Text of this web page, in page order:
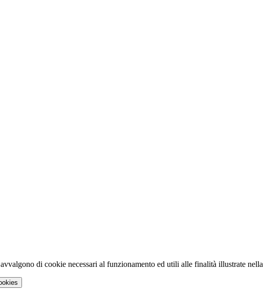
di cookie necessari al funzionamento ed utili alle finalità illustrate nella